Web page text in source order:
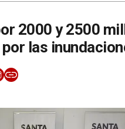
2000 y 2500
las